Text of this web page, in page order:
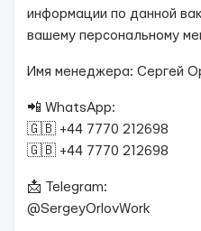
информации по данной
вашему персональному
Имя менеджера: Сергей
📲 WhatsApp:
🇬🇧 +44 7770 212698
🇬🇧 +44 7770 212698
📩 Telegram:
@SergeyOrlovWork